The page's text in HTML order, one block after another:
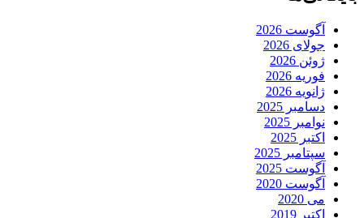
آگوست 2026
جولای 2026
ژوئن 2026
فوریه 2026
ژانویه 2026
دسامبر 2025
نوامبر 2025
اکتبر 2025
سپتامبر 2025
آگوست 2025
آگوست 2020
می 2020
اکتبر 2019